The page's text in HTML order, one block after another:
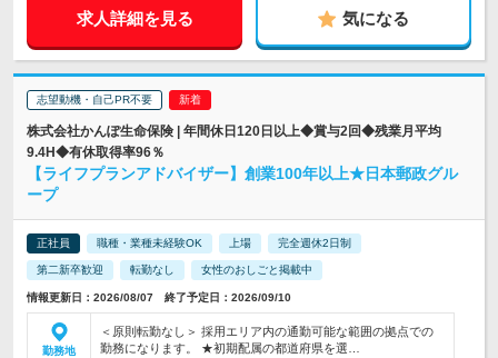
求人詳細を見る 気になる
志望動機・自己PR不要
株式会社かんぽ生命保険 | 年間休日120日以上◆賞与2回◆残業月平均
9.4H◆有休取得率96％
【ライフプランアドバイザー】創業100年以上★日本郵政グル
ープ
正社員 職種・業種未経験OK 上場 完全週休2日制
第二新卒歓迎 転勤なし 女性のおしごと掲載中
情報更新日：2026/08/07 終了予定日：2026/09/10
勤務地
＜原則転勤なし＞ 採用エリア内の通勤可能な範囲の拠点での
勤務になります。 ★初期配属の都道府県を選…